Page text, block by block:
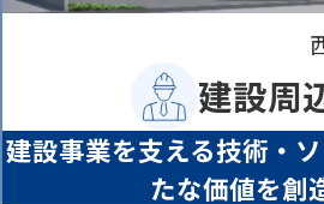
建設周
建設事業を支える技術・
たな価値を創